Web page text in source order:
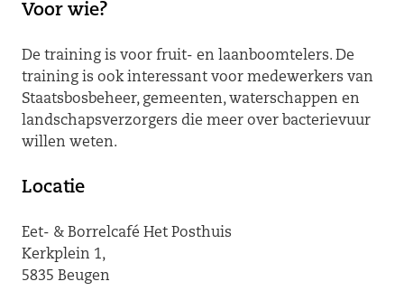
Voor wie?
De training is voor fruit- en laanboomtelers. De
training is ook interessant voor medewerkers van
Staatsbosbeheer, gemeenten, waterschappen en
landschapsverzorgers die meer over bacterievuur
willen weten.
Locatie
Eet- & Borrelcafé Het Posthuis
Kerkplein 1,
5835 Beugen